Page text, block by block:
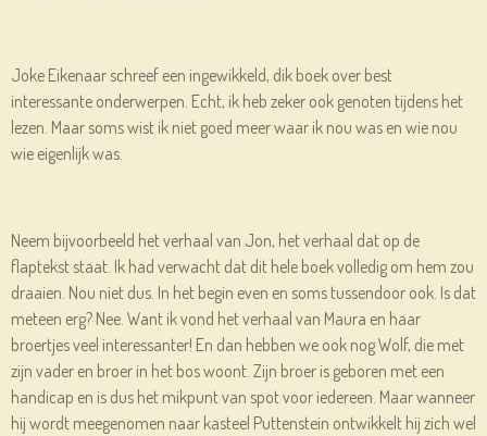
Joke Eikenaar schreef een ingewikkeld, dik boek over best
interessante onderwerpen. Echt, ik heb zeker ook genoten tijdens het
lezen. Maar soms wist ik niet goed meer waar ik nou was en wie nou
wie eigenlijk was.
Neem bijvoorbeeld het verhaal van Jon, het verhaal dat op de
flaptekst staat. Ik had verwacht dat dit hele boek volledig om hem zou
draaien. Nou niet dus. In het begin even en soms tussendoor ook. Is dat
meteen erg? Nee. Want ik vond het verhaal van Maura en haar
broertjes veel interessanter! En dan hebben we ook nog Wolf, die met
zijn vader en broer in het bos woont. Zijn broer is geboren met een
handicap en is dus het mikpunt van spot voor iedereen. Maar wanneer
hij wordt meegenomen naar kasteel Puttenstein ontwikkelt hij zich wel